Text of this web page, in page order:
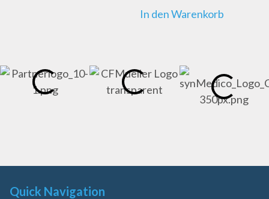
In den Warenkorb
Quick Navigation